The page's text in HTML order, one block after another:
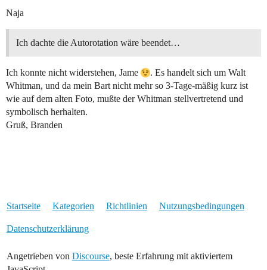
Naja
Ich dachte die Autorotation wäre beendet…
Ich konnte nicht widerstehen, Jame
. Es handelt sich um Walt
Whitman, und da mein Bart nicht mehr so 3-Tage-mäßig kurz ist
wie auf dem alten Foto, mußte der Whitman stellvertretend und
symbolisch herhalten.
Gruß, Branden
Startseite Kategorien Richtlinien Nutzungsbedingungen
Datenschutzerklärung
Angetrieben von Discourse, beste Erfahrung mit aktiviertem